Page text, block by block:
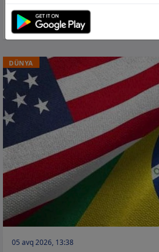
edib
DÜNYA
05 avq 2026, 13:38